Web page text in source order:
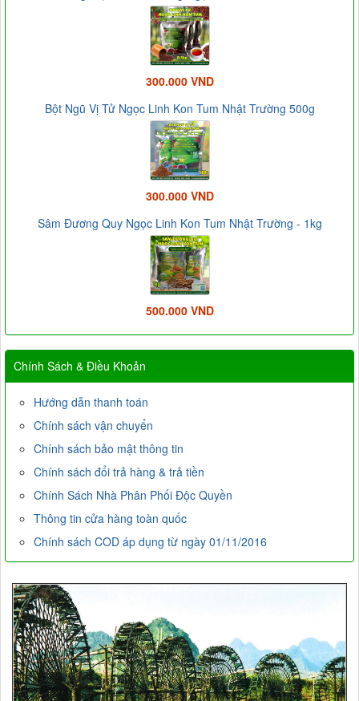
300.000 VND
Bột Ngũ Vị Tử Ngọc Linh Kon Tum Nhật Trường 500g
300.000 VND
Sâm Đương Quy Ngọc Linh Kon Tum Nhật Trường - 1kg
500.000 VND
Chính Sách & Điều Khoản
Hướng dẫn thanh toán
Chính sách vận chuyển
Chính sách bảo mật thông tin
Chính sách đổi trả hàng & trả tiền
Chính Sách Nhà Phân Phối Độc Quyền
Thông tin cửa hàng toàn quốc
Chính sách COD áp dụng từ ngày 01/11/2016